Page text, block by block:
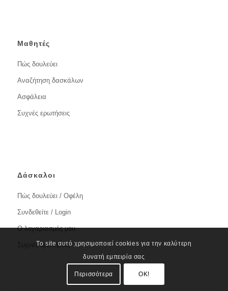
Μαθητές
Πώς δουλεύει
Αναζήτηση δασκάλων
Ασφάλεια
Συχνές ερωτήσεις
Δάσκαλοι
Πώς δουλεύει / Οφέλη
Συνδεθείτε / Login
Ο λογαριασμός μου
Συχνές ερωτήσεις
Το site αυτό χρησιμοποιεί cookies για την καλύτερη
δυνατή εμπειρία σας
Περισσότερα OK!